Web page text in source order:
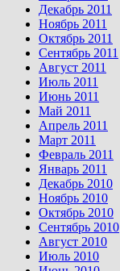
Декабрь 2011
Ноябрь 2011
Октябрь 2011
Сентябрь 2011
Август 2011
Июль 2011
Июнь 2011
Май 2011
Апрель 2011
Март 2011
Февраль 2011
Январь 2011
Декабрь 2010
Ноябрь 2010
Октябрь 2010
Сентябрь 2010
Август 2010
Июль 2010